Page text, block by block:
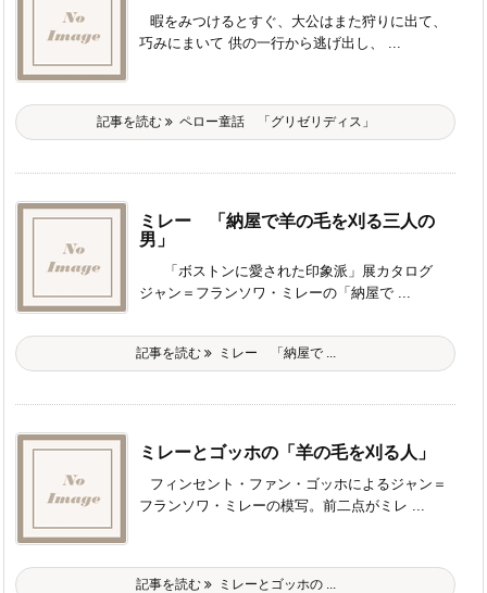
暇をみつけるとすぐ、大公はまた狩りに出て、
巧みにまいて 供の一行から逃げ出し、 ...
記事を読む ペロー童話 「グリゼリディス」
ミレー 「納屋で羊の毛を刈る三人の
男」
「ボストンに愛された印象派」展カタログ
ジャン＝フランソワ・ミレーの「納屋で ...
記事を読む ミレー 「納屋で ...
ミレーとゴッホの「羊の毛を刈る人」
フィンセント・ファン・ゴッホによるジャン＝
フランソワ・ミレーの模写。前二点がミレ ...
記事を読む ミレーとゴッホの ...